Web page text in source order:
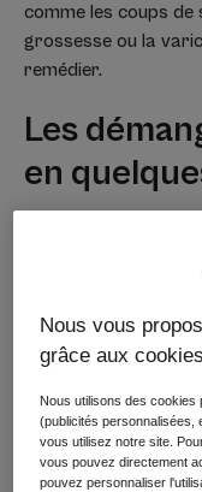
comme les coups de
grossesse ou la
remédier.
Les
en
Les signes : les
sensation
difficile à définir,
peau. Ces
rougeurs, des
sèche… ou rien du
n’hésitez pas à
Nous vous
grâce aux cookies
Nous utilisons des cookies
(publicités personnalisées,
vous utilisez notre site.
vous pouvez directement
pouvez personnaliser